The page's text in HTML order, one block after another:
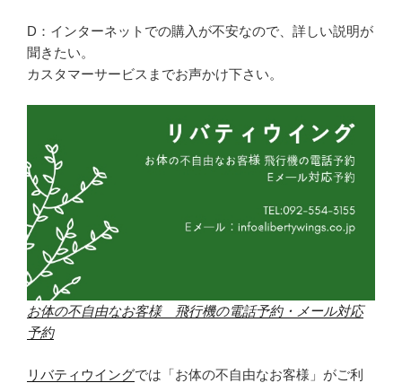
D：インターネットでの購入が不安なので、詳しい説明が
聞きたい。
カスタマーサービスまでお声かけ下さい。
お体の不自由なお客様 飛行機の電話予約・メール対応
予約
リバティウイングでは「お体の不自由なお客様」がご利